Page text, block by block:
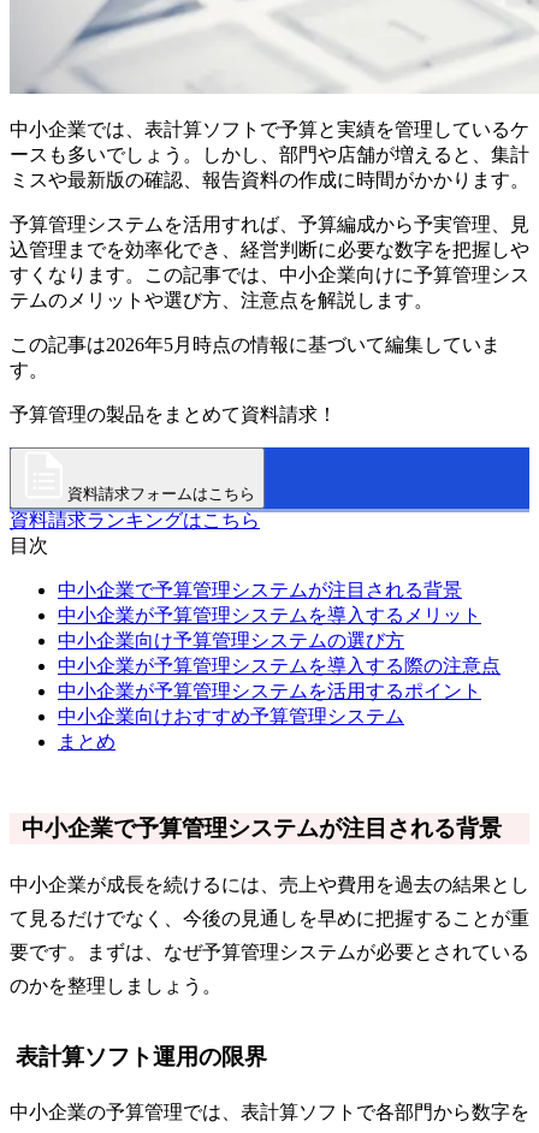
中小企業では、表計算ソフトで予算と実績を管理しているケ
ースも多いでしょう。しかし、部門や店舗が増えると、集計
ミスや最新版の確認、報告資料の作成に時間がかかります。
予算管理システムを活用すれば、予算編成から予実管理、見
込管理までを効率化でき、経営判断に必要な数字を把握しや
すくなります。この記事では、中小企業向けに予算管理シス
テムのメリットや選び方、注意点を解説します。
この記事は2026年5月時点の情報に基づいて編集していま
す。
予算管理の製品をまとめて資料請求！
資料請求フォームはこちら
資料請求ランキングはこちら
目次
中小企業で予算管理システムが注目される背景
中小企業が予算管理システムを導入するメリット
中小企業向け予算管理システムの選び方
中小企業が予算管理システムを導入する際の注意点
中小企業が予算管理システムを活用するポイント
中小企業向けおすすめ予算管理システム
まとめ
中小企業で予算管理システムが注目される背景
中小企業が成長を続けるには、売上や費用を過去の結果とし
て見るだけでなく、今後の見通しを早めに把握することが重
要です。まずは、なぜ予算管理システムが必要とされている
のかを整理しましょう。
表計算ソフト運用の限界
中小企業の予算管理では、表計算ソフトで各部門から数字を